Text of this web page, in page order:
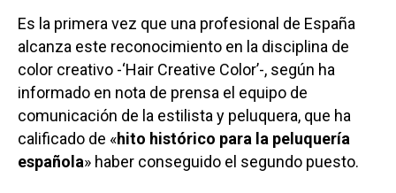
Es la primera vez que una profesional de España
alcanza este reconocimiento en la disciplina de
color creativo -‘Hair Creative Color’-, según ha
informado en nota de prensa el equipo de
comunicación de la estilista y peluquera, que ha
calificado de «hito histórico para la peluquería
española» haber conseguido el segundo puesto.